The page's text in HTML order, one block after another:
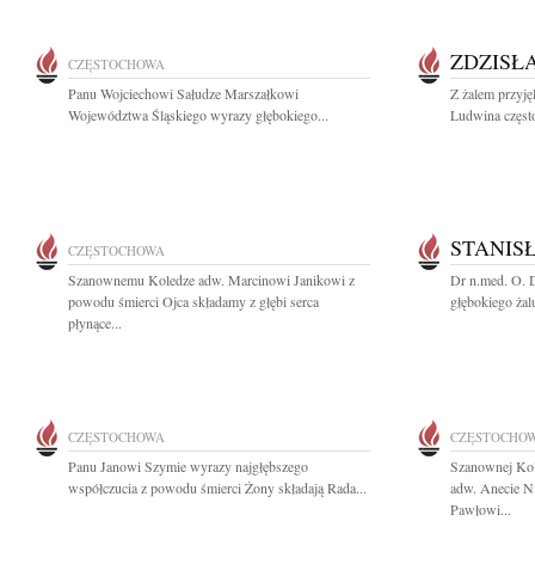
CZĘSTOCHOWA
Panu Wojciechowi Sałudze Marszałkowi
Województwa Śląskiego wyrazy głębokiego...
Z żalem
Ludwina
CZĘSTOCHOWA
Szanownemu Koledze adw. Marcinowi Janikowi z
powodu śmierci Ojca składamy z głębi serca
płynące...
Dr n.med. O.
głębokiego
CZĘSTOCHOWA
Panu Janowi Szymie wyrazy najgłębszego
współczucia z powodu śmierci Żony składają Rada...
Szanownej
adw. Anecie
Pawłowi...